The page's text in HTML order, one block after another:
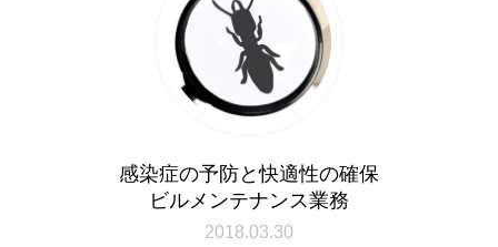
感染症の予防と快適性の確保
ビルメンテナンス業務
2018.03.30